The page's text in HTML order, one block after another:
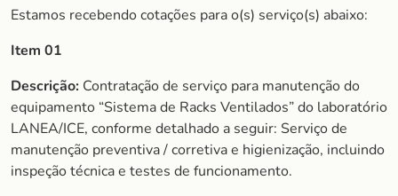
Estamos recebendo cotações para o(s) serviço(s) abaixo:
Item 01
Descrição: Contratação de serviço para manutenção do
equipamento “Sistema de Racks Ventilados” do laboratório
LANEA/ICE, conforme detalhado a seguir: Serviço de
manutenção preventiva / corretiva e higienização, incluindo
inspeção técnica e testes de funcionamento.